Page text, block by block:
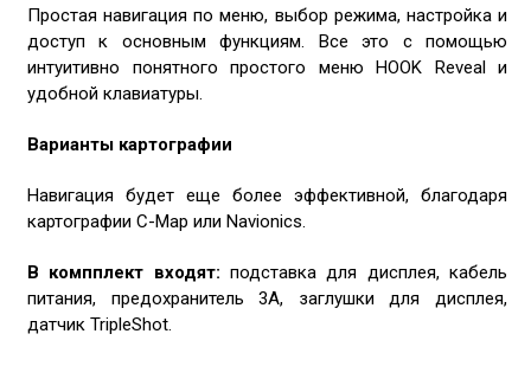
Простая навигация по меню, выбор режима, настройка и
доступ к основным функциям. Все это с помощью
интуитивно понятного простого меню HOOK Reveal и
удобной клавиатуры.
Варианты картографии
Навигация будет еще более эффективной, благодаря
картографии С-Map или Navionics.
В компплект входят: подставка для дисплея, кабель
питания, предохранитель 3A, заглушки для дисплея,
датчик TripleShot.